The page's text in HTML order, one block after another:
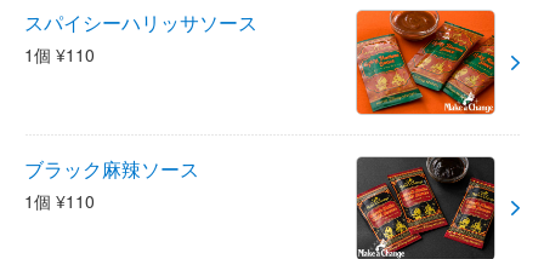
スパイシーハリッサソース
1個 ¥110
ブラック麻辣ソース
1個 ¥110